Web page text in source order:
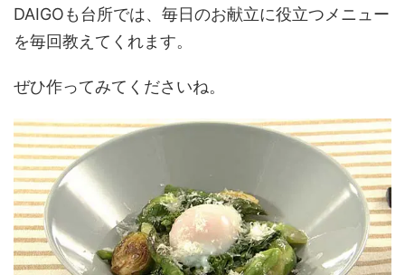
DAIGOも台所では、毎日のお献立に役立つメニュー
を毎回教えてくれます。
ぜひ作ってみてくださいね。